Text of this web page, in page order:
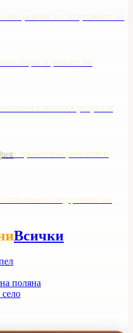
ремонт на апартамент от
и ремонт на
хамалски услуги и
Строителни ремонти и
след ремонт на
Всички
поляна